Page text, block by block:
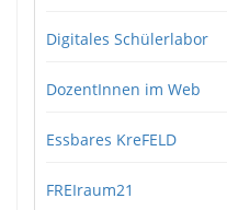
Digitales Schülerlabor
DozentInnen im Web
Essbares KreFELD
FREIraum21